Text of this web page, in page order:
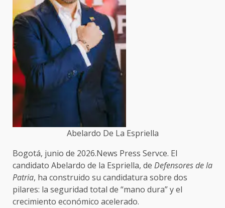
Abelardo De La Espriella
Bogotá, junio de 2026.News Press Servce. El
candidato Abelardo de la Espriella, de Defensores de la
Patria, ha construido su candidatura sobre dos
pilares: la seguridad total de “mano dura” y el
crecimiento económico acelerado.